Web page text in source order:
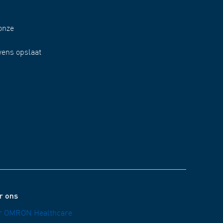
opslaat
ons
OMRON Healthcare